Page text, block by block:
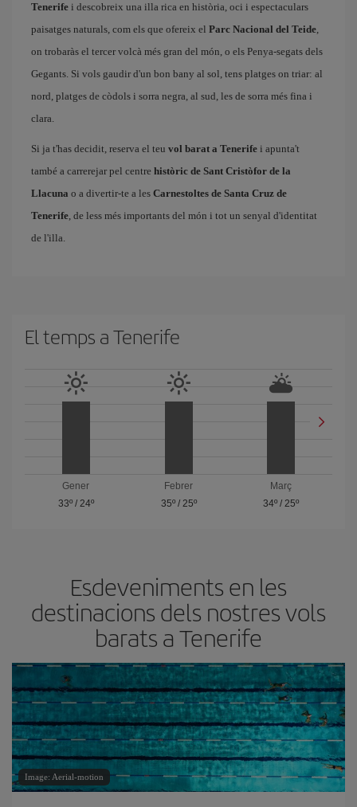
Tenerife i descobreix una illa rica en història, oci i espectaculars
paisatges naturals, com els que ofereix el Parc Nacional del Teide,
on trobaràs el tercer volcà més gran del món, o els Penya-segats dels
Gegants. Si vols gaudir d'un bon bany al sol, tens platges on triar: al
nord, platges de còdols i sorra negra, al sud, les de sorra més fina i
clara.
Si ja t'has decidit, reserva el teu vol barat a Tenerife i apunta't
també a carrerejar pel centre històric de Sant Cristòfor de la
Llacuna o a divertir-te a les Carnestoltes de Santa Cruz de
Tenerife, de less més importants del món i tot un senyal d'identitat
de l'illa.
El temps a Tenerife
Gener
33º/ 24º
Febrer
35º/ 25º
Març
34º /25º
Esdeveniments en les
destinacions dels nostres vols
barats a Tenerife
Image: Aerial-motion